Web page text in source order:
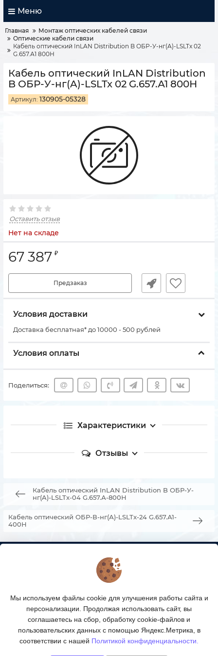
Меню
Главная
Монтаж оптических кабелей связи
Оптические кабели связи
Кабель оптический InLAN Distribution B ОБР-У-нг(A)-LSLTx 02
G.657.А1 800Н
Кабель оптический InLAN Distribution
B ОБР-У-нг(A)-LSLTx 02 G.657.А1 800Н
Артикул: 130905-05328
Оставить отзыв
Нет на складе
67 387 ₽
Предзаказ
Условия доставки
Доставка бесплатная* до 10000 - 500 рублей
Условия оплаты
Поделиться:
Характеристики
Отзывы
Кабель оптический InLAN Distribution B ОБР-У-
нг(A)-LSLTx-04 G.657.А-800Н
Кабель оптический ОБР-В-нг(А)-LSLTx-24 G.657.А1-
400Н
КАТАЛОГ ТОВАРОВ
Мы используем файлы cookie для улучшения работы сайта и
персонализации. Продолжая использовать сайт, вы
соглашаетесь на сбор, обработку cookie-файлов и
пользовательских данных с помощью Яндекс.Метрика, в
соответствии с нашей Политикой конфиденциальности.